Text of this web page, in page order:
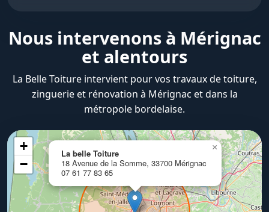
Nous intervenons à Mérignac
et alentours
La Belle Toiture intervient pour vos travaux de toiture,
zinguerie et rénovation à Mérignac et dans la
métropole bordelaise.
La belle Toiture
18 Avenue de la Somme, 33700 Mérignac
07 61 77 83 65
×
+
−